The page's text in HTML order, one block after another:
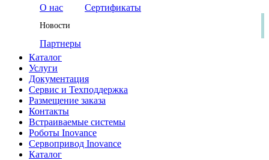
О нас
Сертификаты
Новости
Партнеры
Каталог
Услуги
Документация
Сервис и Техподдержка
Размещение заказа
Контакты
Встраиваемые системы
Роботы Inovance
Сервопривод Inovance
Каталог